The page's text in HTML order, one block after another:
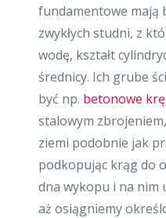
fundamentowe mają
zwykłych studni, z
wodę, kształt
średnicy. Ich grube
być np. betonowe
stalowym
ziemi podobnie jak
podkopując krąg do
dna wykopu i na nim
aż osiągniemy